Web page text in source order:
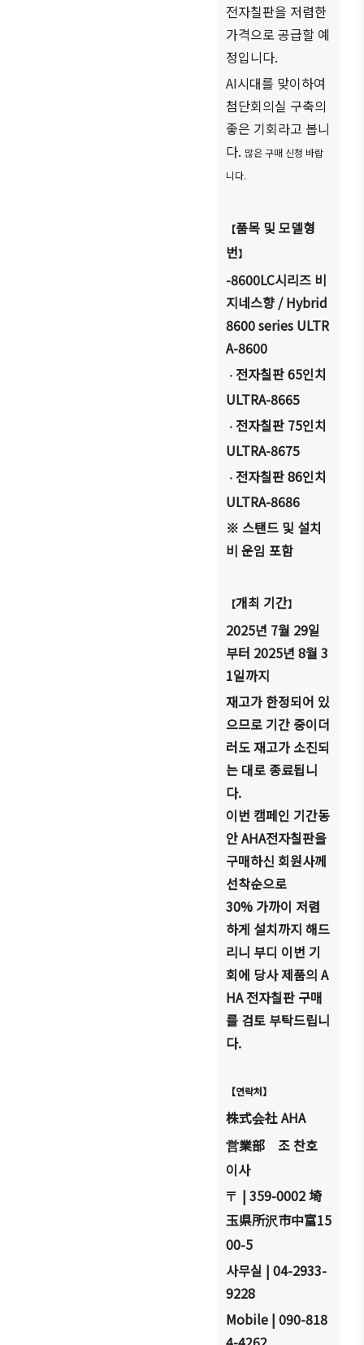
전자칠판을 저렴한
가격으로 공급할 예
정입니다.
AI시대를 맞이하여
첨단회의실 구축의
좋은 기회라고 봅니
다. 많은 구매 신청 바랍
니다.
【품목 및 모델형
번】
-8600LC시리즈 비
지네스향 / Hybrid
8600 series ULTR
A-8600
・ 전자칠판65인치
ULTRA-8665
・ 전자칠판 75인치
ULTRA-8675
・ 전자칠판86인치
ULTRA-8686
※ 스탠드 및 설치
비 운임 포함
【개최 기간】
2025년 7월 29일
부터 2025년 8월 3
1일까지
재고가 한정되어 있
으므로 기간 중이더
러도 재고가 소진되
는 대로 종료됩니
다.
이번 캠페인 기간동
안AHA전자칠판을
구매하신 회원사께
선착순으로
30% 가까이 저렴
하게 설치까지 해드
리니 부디 이번 기
회에 당사 제품의 A
HA전자칠판 구매
를 검토 부탁드립니
다.
【연락처】
株式会社AHA
営業部 조 찬호
이사
〒 | 359-0002埼
玉県所沢市中富15
00-5
사무실 | 04-2933-
9228
Mobile | 090-818